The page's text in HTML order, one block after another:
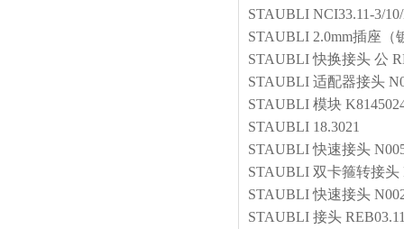
STAUBLI NCI33.11-3/
STAUBLI 2.0mm插座（
STAUBLI 快换接头 公
STAUBLI 适配器接头
STAUBLI 模块
STAUBLI 18.3021
STAUBLI 快速接头
STAUBLI 双卡箍转接头
STAUBLI 快速接头
STAUBLI 接头